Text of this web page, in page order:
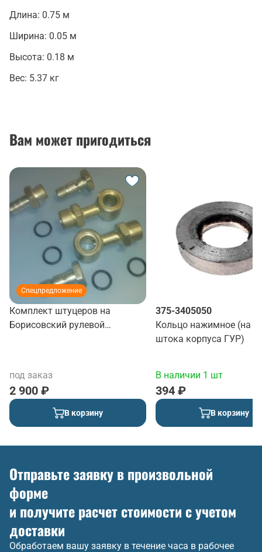
Длина: 0.75 м
Ширина: 0.05 м
Высота: 0.18 м
Вес: 5.37 кг
Вам может пригодиться
Спецпредложение
Комплект штуцеров на
Борисовский рулевой
под заказ
2 900 ₽
В корзину
375-3405050
Кольцо нажимное (на
штока корпуса ГУР)
В наличии 1 шт
394 ₽
В корзину
Отправьте заявку в произвольной
форме
и получите расчет стоимости с учетом
доставки
Обработаем вашу заявку в течение часа в рабочее